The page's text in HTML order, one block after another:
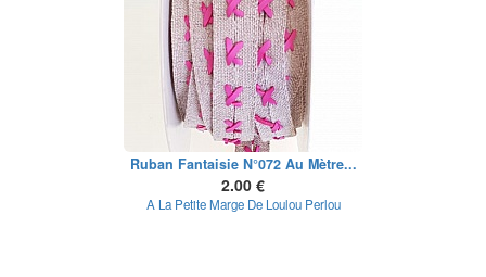
Ruban Fantaisie N°072 Au Mètre...
2.00 €
A La Petite Marge De Loulou Perlou